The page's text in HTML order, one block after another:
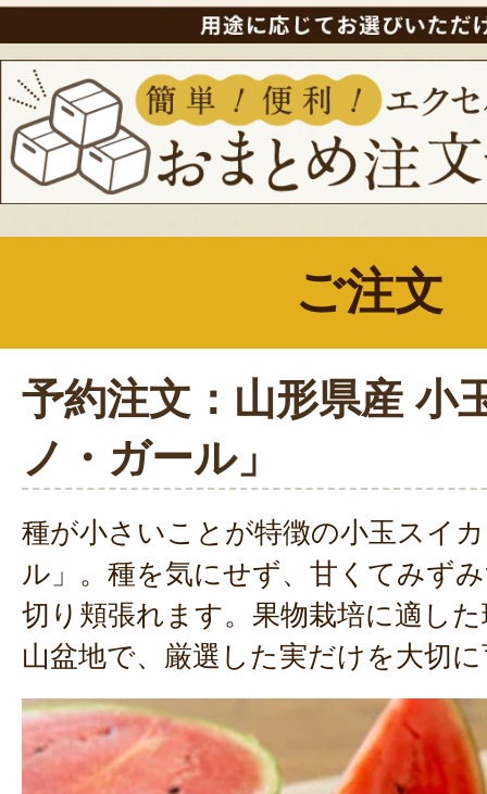
ご注文
予約注文：山形県産 小
ノ・ガール」
種が小さいことが特徴の小玉スイ
ル」。種を気にせず、甘くてみず
切り頬張れます。果物栽培に適し
山盆地で、厳選した実だけを大切